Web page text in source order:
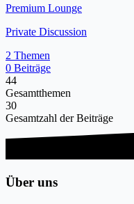
Premium Lounge
Private Discussion
2 Themen
0 Beiträge
44
Gesamtthemen
30
Gesamtzahl der Beiträge
Über uns